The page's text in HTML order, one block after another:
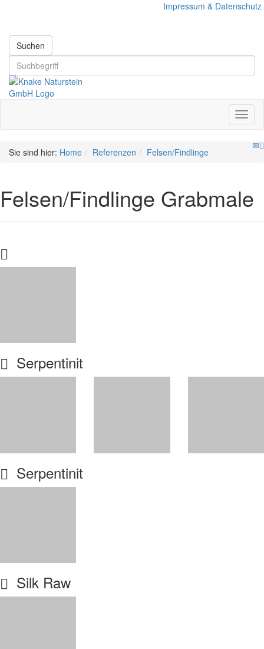
Impressum & Datenschutz
Suchen
Sie sind hier: Home Referenzen Felsen/Findlinge
Felsen/Findlinge Grabmale
Serpentinit
Serpentinit
Silk Raw